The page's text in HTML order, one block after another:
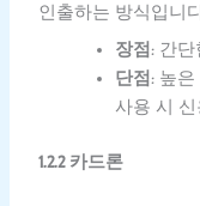
인출하는 방식입니
장점: 간단
단점: 높은
사용 시
1.2.2 카드론